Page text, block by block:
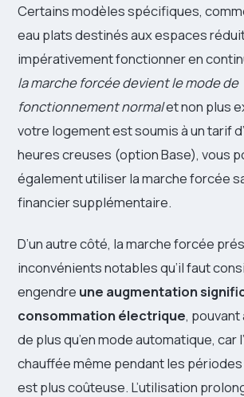
Certains modèles spécifiques,
eau plats destinés aux espaces
impérativement fonctionner en
la marche forcée devient le mode de
fonctionnement normalet non plus
votre logement est soumis à un tarif
heures creuses (option Base), vous
également utiliser la marche forcée
financier supplémentaire.
D’un autre côté, la marche forcée
inconvénients notables qu’il faut
engendre une augmentation
consommation électrique,
de plus qu’en mode automatique, car
chauffée même pendant les
est plus coûteuse. L’utilisation